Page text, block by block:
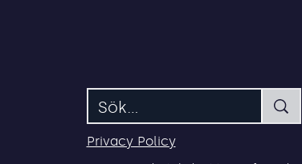
Privacy Policy